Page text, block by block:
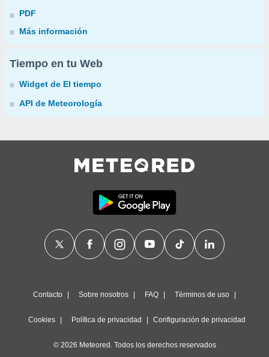
PDF
Más información
Tiempo en tu Web
Widget de El tiempo
API de Meteorología
Contacto Sobre nosotros FAQ Términos de uso
Cookies Política de privacidad Configuración de privacidad
© 2026 Meteored. Todos los derechos reservados